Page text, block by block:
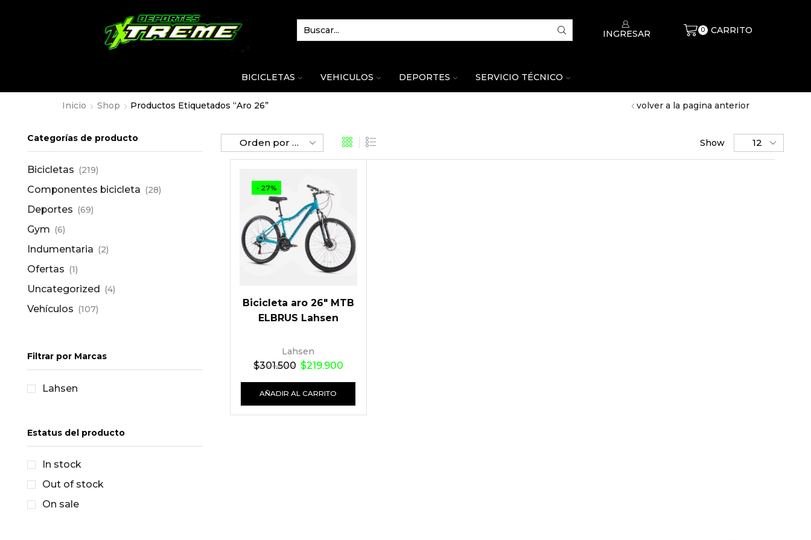
INGRESAR 0 CARRITO
BICICLETAS VEHICULOS DEPORTES SERVICIO TÉCNICO
Inicio Shop Productos Etiquetados “aro 26” volver a la pagina anterior
Show
- 27%
Bicicleta aro 26″ MTB
ELBRUS Lahsen
Lahsen
$301.500 $219.900
AÑADIR AL CARRITO
Categorías de producto
Bicicletas (219)
Componentes bicicleta (28)
Deportes (69)
Gym (6)
Indumentaria (2)
Ofertas (1)
Uncategorized (4)
Vehículos (107)
Filtrar por Marcas
Lahsen
Estatus del producto
In stock
Out of stock
On sale